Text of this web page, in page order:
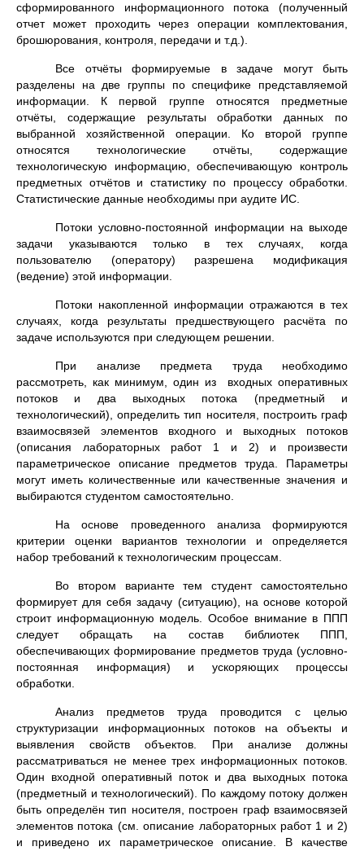
сформированного информационного потока (полученный
отчет может проходить через операции комплектования,
брошюрования, контроля, передачи и т.д.).
Все отчёты формируемые в задаче могут быть
разделены на две группы по специфике представляемой
информации. К первой группе относятся предметные
отчёты, содержащие результаты обработки данных по
выбранной хозяйственной операции. Ко второй группе
относятся технологические отчёты, содержащие
технологическую информацию, обеспечивающую контроль
предметных отчётов и статистику по процессу обработки.
Статистические данные необходимы при аудите ИС.
Потоки условно-постоянной информации на выходе
задачи указываются только в тех случаях, когда
пользователю (оператору) разрешена модификация
(ведение) этой информации.
Потоки накопленной информации отражаются в тех
случаях, когда результаты предшествующего расчёта по
задаче используются при следующем решении.
При анализе предмета труда необходимо
рассмотреть, как минимум, один из входных оперативных
потоков и два выходных потока (предметный и
технологический), определить тип носителя, построить граф
взаимосвязей элементов входного и выходных потоков
(описания лабораторных работ 1 и 2) и произвести
параметрическое описание предметов труда. Параметры
могут иметь количественные или качественные значения и
выбираются студентом самостоятельно.
На основе проведенного анализа формируются
критерии оценки вариантов технологии и определяется
набор требований к технологическим процессам.
Во втором варианте тем студент самостоятельно
формирует для себя задачу (ситуацию), на основе которой
строит информационную модель. Особое внимание в ППП
следует обращать на состав библиотек ППП,
обеспечивающих формирование предметов труда (условно-
постоянная информация) и ускоряющих процессы
обработки.
Анализ предметов труда проводится с целью
структуризации информационных потоков на объекты и
выявления свойств объектов. При анализе должны
рассматриваться не менее трех информационных потоков.
Один входной оперативный поток и два выходных потока
(предметный и технологический). По каждому потоку должен
быть определён тип носителя, построен граф взаимосвязей
элементов потока (см. описание лабораторных работ 1 и 2)
и приведено их параметрическое описание. В качестве